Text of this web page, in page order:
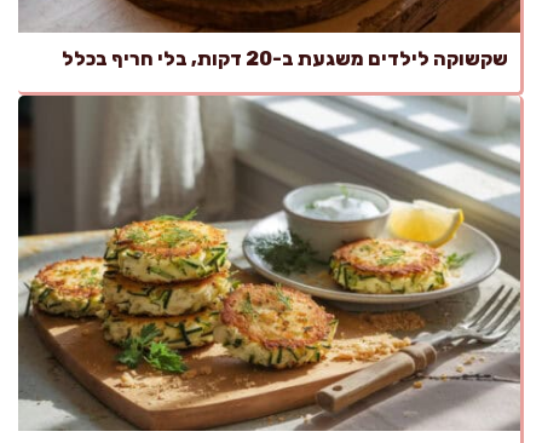
שקשוקה לילדים משגעת ב-20 דקות, בלי חריף בכלל